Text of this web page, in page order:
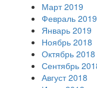
Март 2019
Февраль 2019
Январь 2019
Ноябрь 2018
Октябрь 2018
Сентябрь
Август 2018